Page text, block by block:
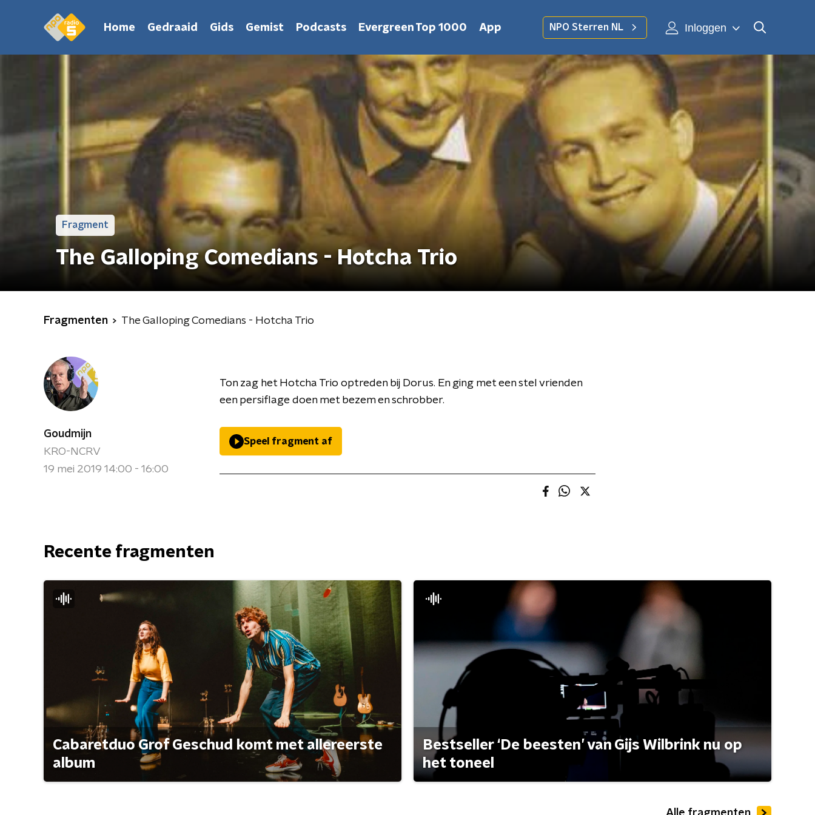
Home Gedraaid Gids Gemist Podcasts Evergreen Top 1000 App NPO Sterren NL Inloggen
Fragment
The Galloping Comedians - Hotcha Trio
Fragmenten The Galloping Comedians - Hotcha Trio
Goudmijn
KRO-NCRV
19 mei 2019 14:00 - 16:00
Ton zag het Hotcha Trio optreden bij Dorus. En ging met een stel vrienden
een persiflage doen met bezem en schrobber.
Speel fragment af
Recente fragmenten
Cabaretduo Grof Geschud komt met allereerste
album
Bestseller ‘De beesten’ van Gijs Wilbrink nu op
het toneel